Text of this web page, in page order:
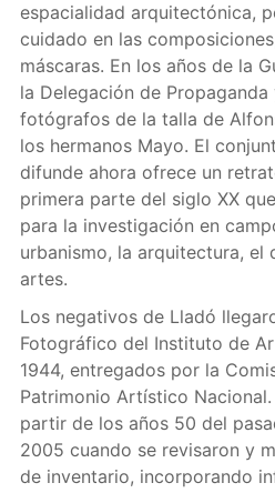
espacialidad arquitectónica,
cuidado en las
máscaras. En los años de la
la Delegación de
fotógrafos de la talla de
los hermanos Mayo. El
difunde ahora ofrece un
primera parte del siglo XX
para la investigación en
urbanismo, la arquitectura, el
artes.
Los negativos de Lladó
Fotográfico del Instituto de
1944, entregados por la
Patrimonio Artístico
partir de los años 50 del
2005 cuando se revisaron y
de inventario, incorporando